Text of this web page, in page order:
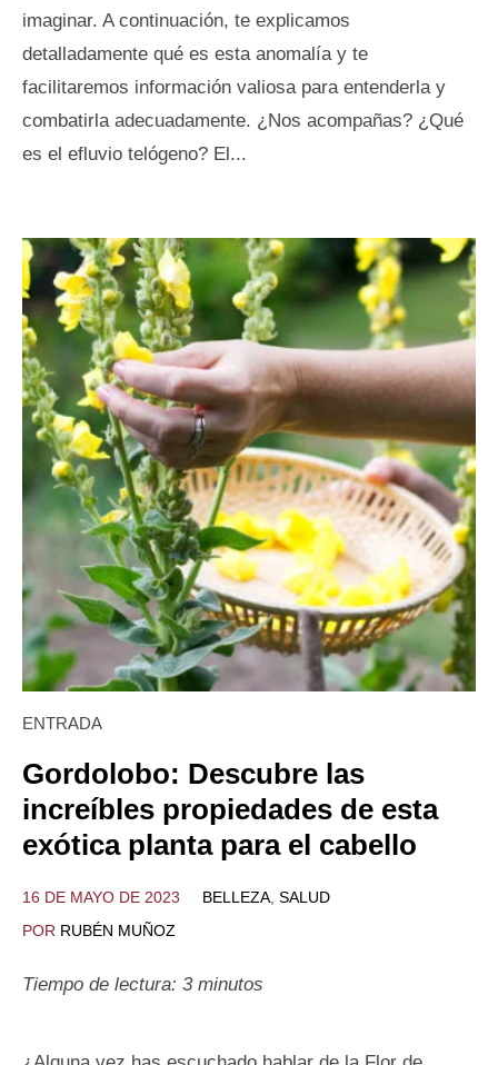
imaginar. A continuación, te explicamos
detalladamente qué es esta anomalía y te
facilitaremos información valiosa para entenderla y
combatirla adecuadamente. ¿Nos acompañas? ¿Qué
es el efluvio telógeno? El...
ENTRADA
Gordolobo: Descubre las
increíbles propiedades de esta
exótica planta para el cabello
16 DE MAYO DE 2023 BELLEZA, SALUD
POR RUBÉN MUÑOZ
Tiempo de lectura: 3 minutos